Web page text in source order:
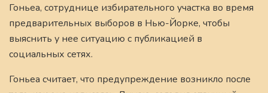
Гоньеа, сотруднице избирательного участка во время
предварительных выборов в Нью-Йорке, чтобы
выяснить у нее ситуацию с публикацией в
социальных сетях.
Гоньеа считает, что предупреждение возникло после